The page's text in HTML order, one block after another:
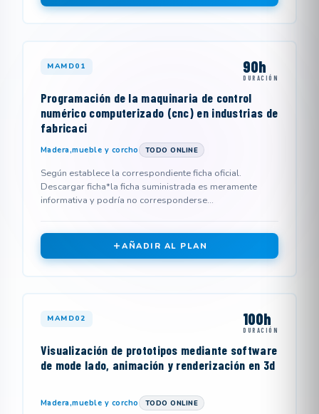
MAMD01 90h
DURACIÓN
Programación de la maquinaria de control
numérico computerizado (cnc) en industrias de
fabricaci
Madera,mueble y corcho TODO ONLINE
Según establece la correspondiente ficha oficial.
Descargar ficha*la ficha suministrada es meramente
informativa y podría no corresponderse...
AÑADIR AL PLAN
MAMD02 100h
DURACIÓN
Visualización de prototipos mediante software
de mode lado, animación y renderización en 3d
Madera,mueble y corcho TODO ONLINE